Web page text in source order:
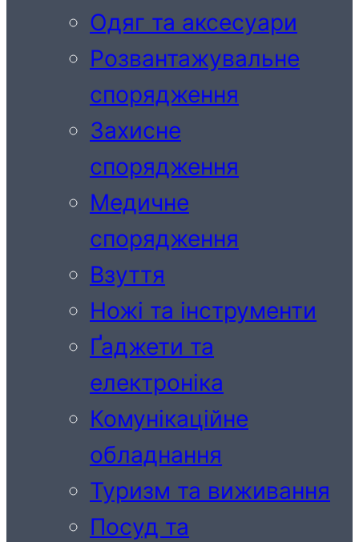
Одяг та аксесуари
Розвантажувальне
спорядження
Захисне
спорядження
Медичне
спорядження
Взуття
Ножі та інструменти
Ґаджети та
електроніка
Комунікаційне
обладнання
Туризм та виживання
Посуд та